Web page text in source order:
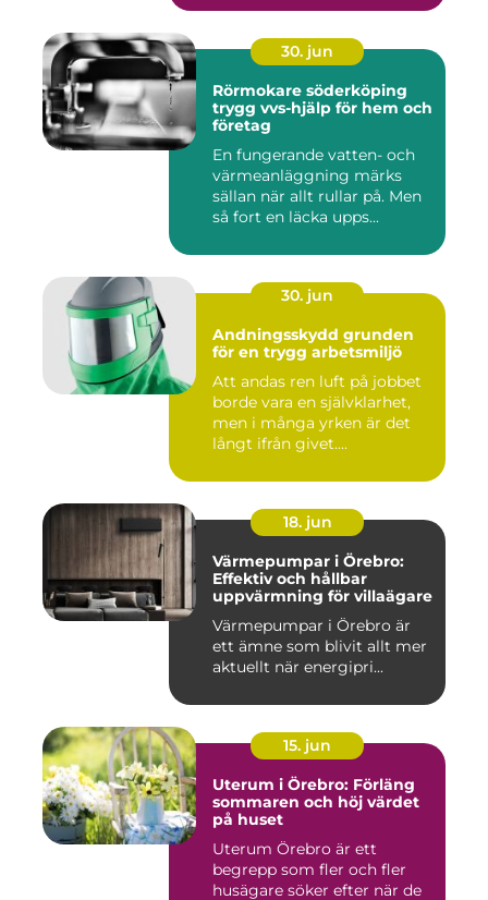
30. jun
Rörmokare söderköping
trygg vvs-hjälp för hem och
företag
En fungerande vatten- och
värmeanläggning märks
sällan när allt rullar på. Men
så fort en läcka upps...
30. jun
Andningsskydd grunden
för en trygg arbetsmiljö
Att andas ren luft på jobbet
borde vara en självklarhet,
men i många yrken är det
långt ifrån givet....
18. jun
Värmepumpar i Örebro:
Effektiv och hållbar
uppvärmning för villaägare
Värmepumpar i Örebro är
ett ämne som blivit allt mer
aktuellt när energipri...
15. jun
Uterum i Örebro: Förläng
sommaren och höj värdet
på huset
Uterum Örebro är ett
begrepp som fler och fler
husägare söker efter när de